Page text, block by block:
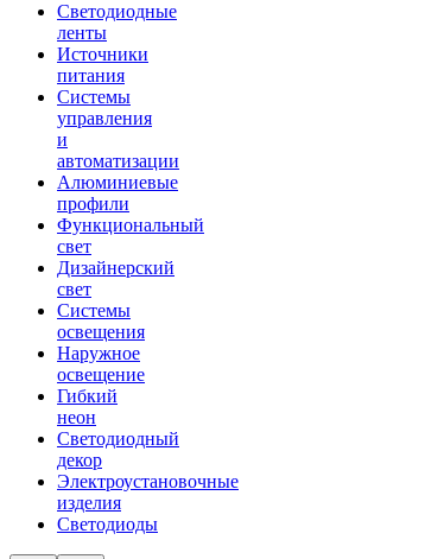
Светодиодные
ленты
Источники
питания
Системы
управления
и
автоматизации
Алюминиевые
профили
Функциональный
свет
Дизайнерский
свет
Системы
освещения
Наружное
освещение
Гибкий
неон
Светодиодный
декор
Электроустановочные
изделия
Светодиоды